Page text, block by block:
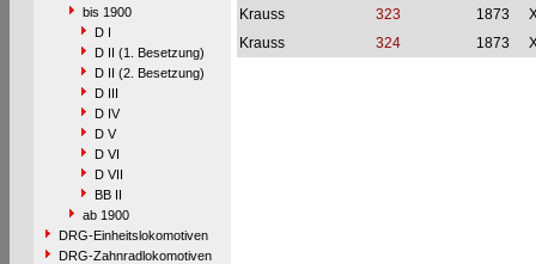
bis 1900
D I
D II (1. Besetzung)
D II (2. Besetzung)
D III
D IV
D V
D VI
D VII
BB II
ab 1900
DRG-Einheitslokomotiven
DRG-Zahnradlokomotiven
Krauss
323 1873
Krauss
324 1873